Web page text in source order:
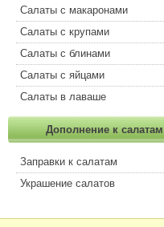
Салаты с макаронами
Салаты с крупами
Салаты с блинами
Салаты с яйцами
Салаты в лаваше
Дополнение к салатам
Заправки к салатам
Украшение салатов